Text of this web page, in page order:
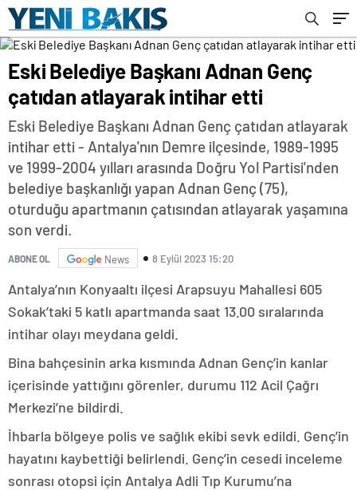
Eski Belediye Başkanı Adnan Genç
çatıdan atlayarak intihar etti
Eski Belediye Başkanı Adnan Genç çatıdan atlayarak
intihar etti - Antalya'nın Demre ilçesinde, 1989-1995
ve 1999-2004 yılları arasında Doğru Yol Partisi'nden
belediye başkanlığı yapan Adnan Genç (75),
oturduğu apartmanın çatısından atlayarak yaşamına
son verdi.
ABONE OL News 8 Eylül 2023 15:20
Antalya’nın Konyaaltı ilçesi Arapsuyu Mahallesi 605
Sokak’taki 5 katlı apartmanda saat 13.00 sıralarında
intihar olayı meydana geldi.
Bina bahçesinin arka kısmında Adnan Genç’in kanlar
içerisinde yattığını görenler, durumu 112 Acil Çağrı
Merkezi’ne bildirdi.
İhbarla bölgeye polis ve sağlık ekibi sevk edildi. Genç’in
hayatını kaybettiği belirlendi. Genç’in cesedi inceleme
sonrası otopsi için Antalya Adli Tıp Kurumu’na